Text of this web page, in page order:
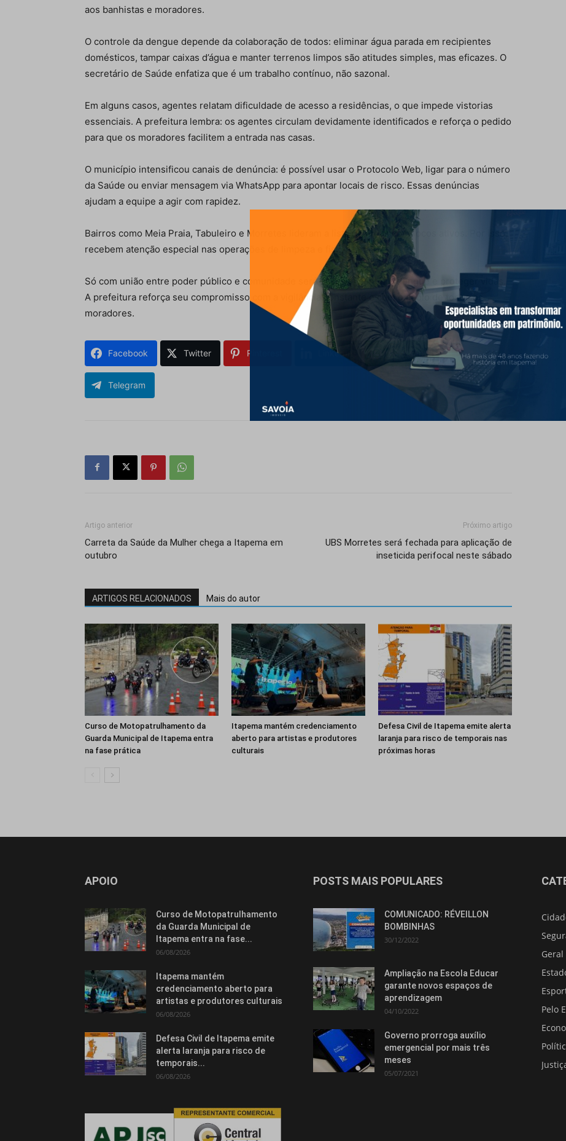
aos banhistas e moradores.
O controle da dengue depende da colaboração de todos: eliminar água parada em recipientes
domésticos, tampar caixas d’água e manter terrenos limpos são atitudes simples, mas eficazes. O
secretário de Saúde enfatiza que é um trabalho contínuo, não sazonal.
Em alguns casos, agentes relatam dificuldade de acesso a residências, o que impede vistorias
essenciais. A prefeitura lembra: os agentes circulam devidamente identificados e reforça o pedido
para que os moradores facilitem a entrada nas casas.
O município intensificou canais de denúncia: é possível usar o Protocolo Web, ligar para o número
da Saúde ou enviar mensagem via WhatsApp para apontar locais de risco. Essas denúncias
ajudam a equipe a agir com rapidez.
Bairros como Meia Praia, Tabuleiro e Morretes lideram a lista de áreas com focos ativos. Por isso,
recebem atenção especial nas operações de limpeza e fiscalização.
Só com união entre poder público e comunidade será possível conter a dengue e proteger vidas.
A prefeitura reforça seu compromisso com a vigilância constante e com o apoio de todos os
moradores.
Facebook Twitter Pinterest LinkedIn WhatsApp
Telegram
Artigo anterior
Carreta da Saúde da Mulher chega a Itapema em
outubro
Próximo artigo
UBS Morretes será fechada para aplicação de
inseticida perifocal neste sábado
ARTIGOS RELACIONADOS Mais do autor
Curso de Motopatrulhamento da
Guarda Municipal de Itapema entra
na fase prática
Itapema mantém credenciamento
aberto para artistas e produtores
culturais
Defesa Civil de Itapema emite alerta
laranja para risco de temporais nas
próximas horas
APOIO
Curso de Motopatrulhamento
da Guarda Municipal de
Itapema entra na fase...
06/08/2026
Itapema mantém
credenciamento aberto para
artistas e produtores culturais
06/08/2026
Defesa Civil de Itapema emite
alerta laranja para risco de
temporais...
06/08/2026
POSTS MAIS POPULARES
COMUNICADO: RÉVEILLON
BOMBINHAS
30/12/2022
Ampliação na Escola Educar
garante novos espaços de
aprendizagem
04/10/2022
Governo prorroga auxílio
emergencial por mais três
meses
05/07/2021
Geral
Pelo